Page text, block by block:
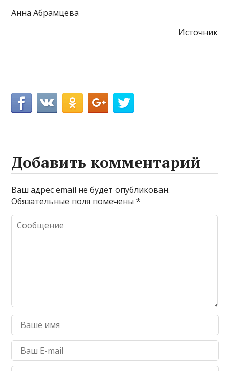
Анна Абрамцева
Источник
Добавить комментарий
Ваш адрес email не будет опубликован.
Обязательные поля помечены*